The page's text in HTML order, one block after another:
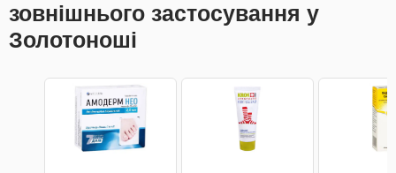
зовнішнього застосування у
Золотоноші